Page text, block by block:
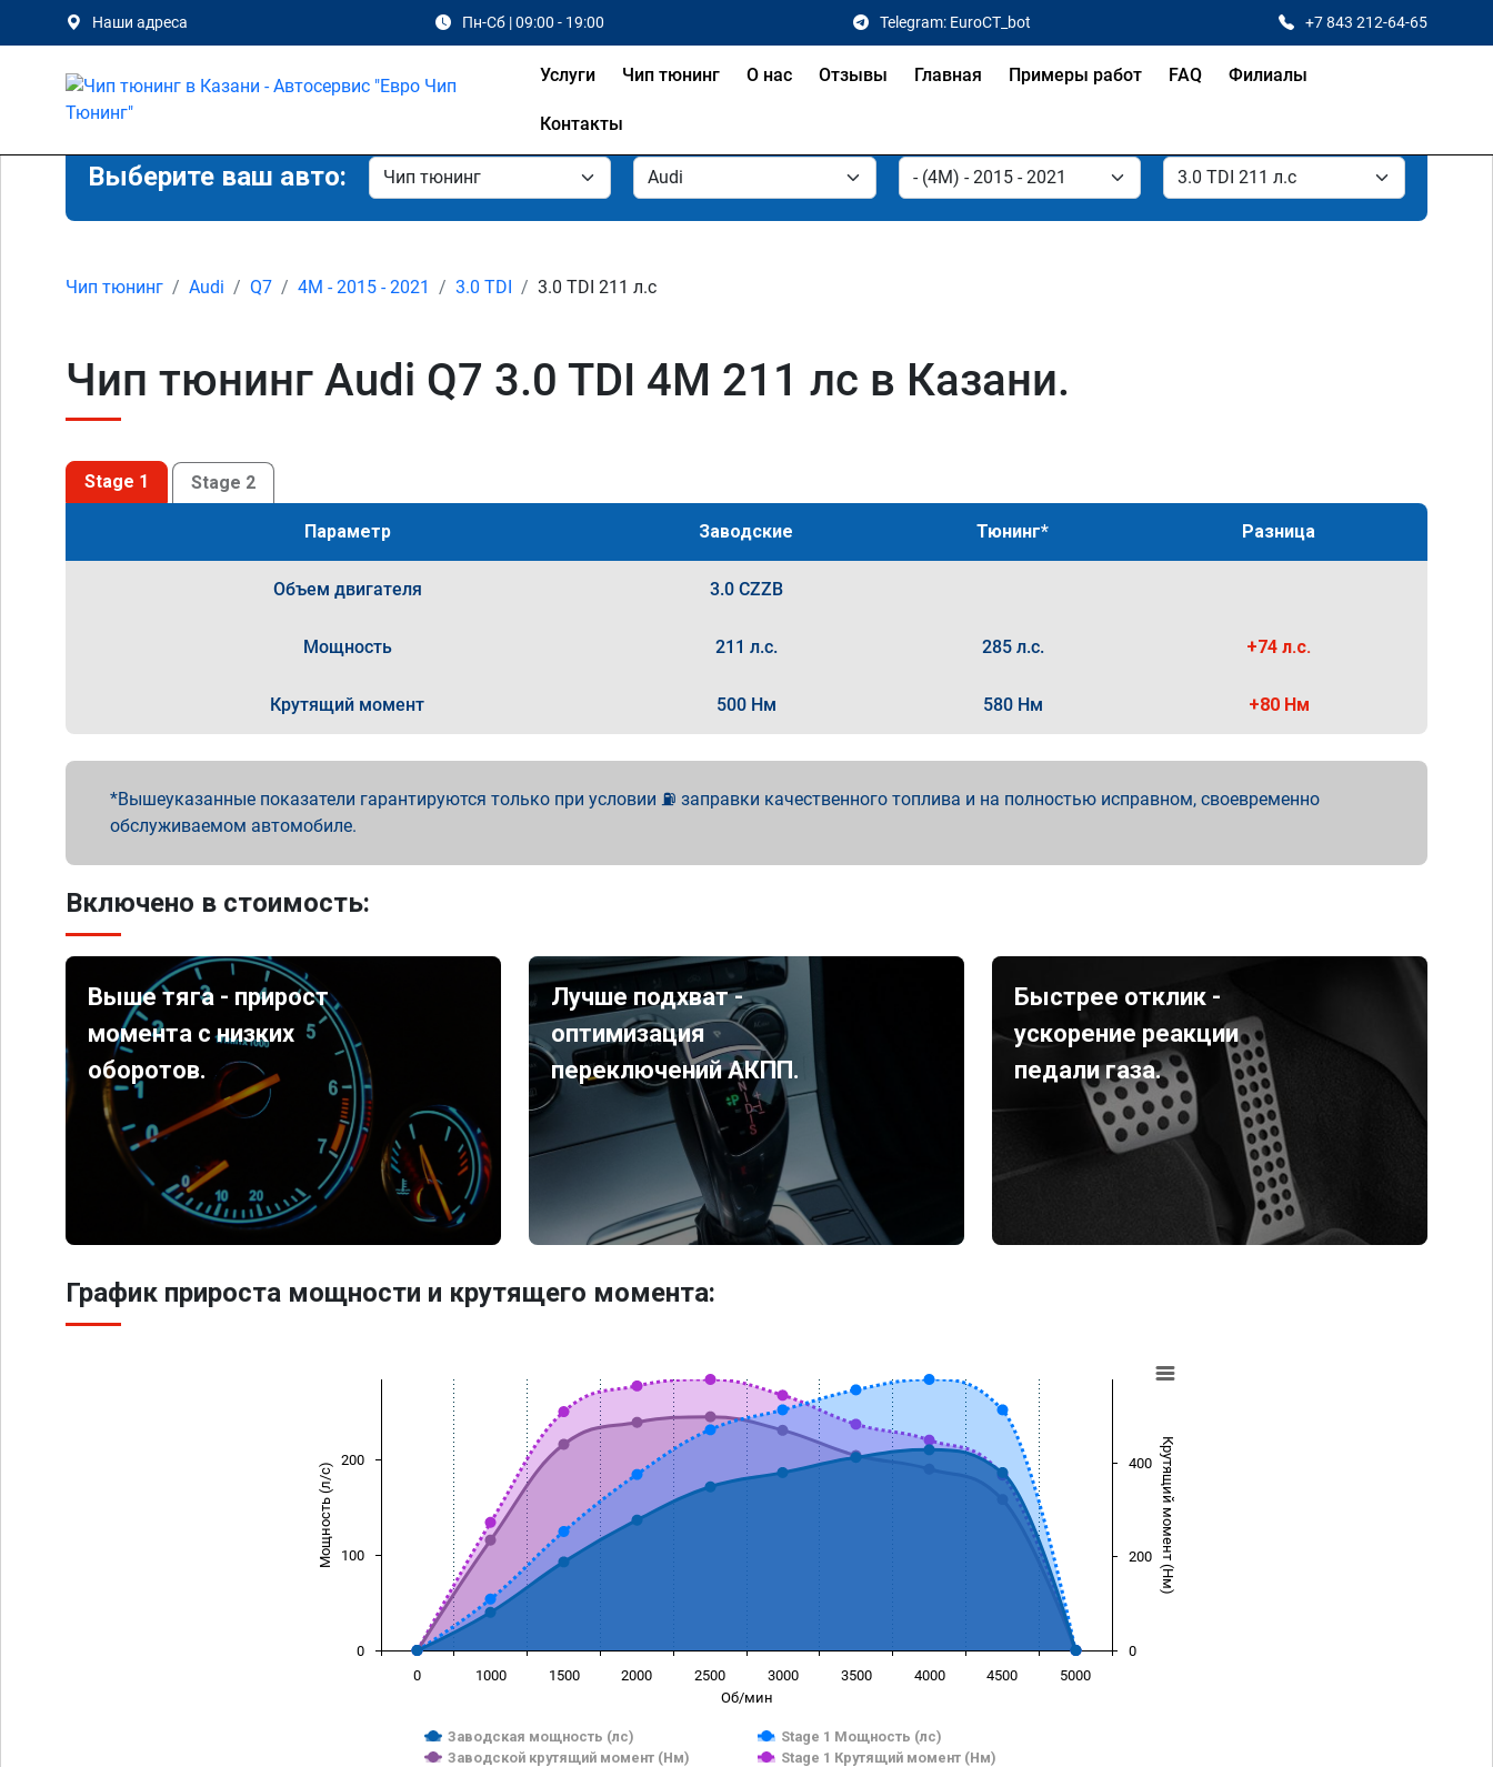
Наши адреса Пн-Сб | 09:00 - 19:00 Telegram: EuroCT_bot +7 843 212-64-65
Услуги Чип тюнинг О нас Отзывы Главная Примеры работ FAQ Филиалы
Контакты
Выберите ваш авто:
Чип тюнинг Audi Q7 4M - 2015 - 2021 3.0 TDI 3.0 TDI 211 л.с
Чип тюнинг Audi Q7 3.0 TDI 4M 211 лс в Казани.
Stage 1 Stage 2
Параметр Заводские Тюнинг* Разница
Объем двигателя 3.0 CZZB
Мощность 211 л.с. 285 л.с. +74 л.с.
Крутящий момент 500 Нм 580 Нм +80 Нм
Вышеуказанные показатели гарантируются только при условии ⛽ заправки качественного топлива и на полностью исправном, своевременно
обслуживаемом автомобиле.
Включено в стоимость:
Выше тяга - прирост
момента с низких
оборотов.
Лучше подхват -
оптимизация
переключений АКПП.
Быстрее отклик -
ускорение реакции
педали газа.
График прироста мощности и крутящего момента:
Об/мин
Мощность (л/с) Крутящий момент (Нм)
Заводская мощность (лс)
Stage 1 Мощность (лс)
Заводской крутящий момент (Нм)
Stage 1 Крутящий момент (Нм)
0 1000 1500 2000 2500 3000 3500 4000 4500 5000
0
100
200
0
200
400